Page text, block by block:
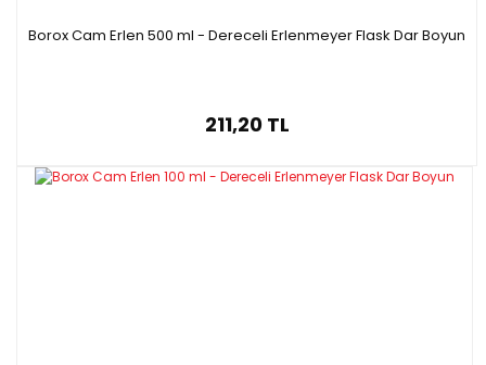
Borox Cam Erlen 500 ml - Dereceli Erlenmeyer Flask Dar Boyun
211,20 TL